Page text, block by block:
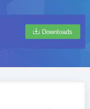
Downloads